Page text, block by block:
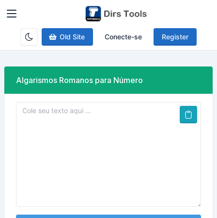
Old Site Conecte-se Register
Algarismos Romanos para Número